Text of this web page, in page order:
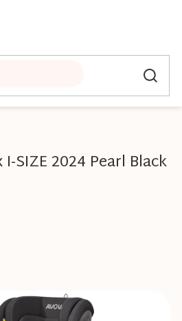
SIZE 2024 Pearl Black